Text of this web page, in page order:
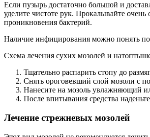
Если пузырь достаточно большой и
уделите чистоте рук. Прокалывайте
проникновения бактерий.
Наличие инфицирования можно понять по
Схема лечения сухих мозолей и
Тщательно распарить стопу до
Снять ороговевший слой мозоли с
Нанесите на мозоль увлажняющий
После впитывания средства
Лечение стрежневых мозолей